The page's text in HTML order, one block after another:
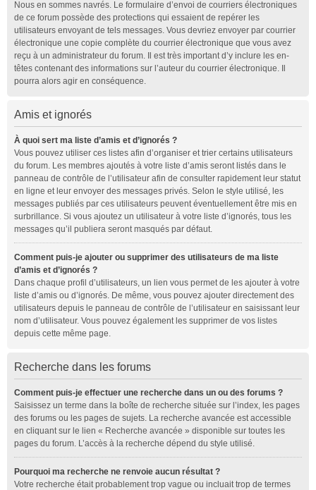
Nous en sommes navrés. Le formulaire d’envoi de courriers électroniques
de ce forum possède des protections qui essaient de repérer les
utilisateurs envoyant de tels messages. Vous devriez envoyer par courrier
électronique une copie complète du courrier électronique que vous avez
reçu à un administrateur du forum. Il est très important d’y inclure les en-
têtes contenant des informations sur l’auteur du courrier électronique. Il
pourra alors agir en conséquence.
Amis et ignorés
À quoi sert ma liste d’amis et d’ignorés ?
Vous pouvez utiliser ces listes afin d’organiser et trier certains utilisateurs
du forum. Les membres ajoutés à votre liste d’amis seront listés dans le
panneau de contrôle de l’utilisateur afin de consulter rapidement leur statut
en ligne et leur envoyer des messages privés. Selon le style utilisé, les
messages publiés par ces utilisateurs peuvent éventuellement être mis en
surbrillance. Si vous ajoutez un utilisateur à votre liste d’ignorés, tous les
messages qu’il publiera seront masqués par défaut.
Comment puis-je ajouter ou supprimer des utilisateurs de ma liste
d’amis et d’ignorés ?
Dans chaque profil d’utilisateurs, un lien vous permet de les ajouter à votre
liste d’amis ou d’ignorés. De même, vous pouvez ajouter directement des
utilisateurs depuis le panneau de contrôle de l’utilisateur en saisissant leur
nom d’utilisateur. Vous pouvez également les supprimer de vos listes
depuis cette même page.
Recherche dans les forums
Comment puis-je effectuer une recherche dans un ou des forums ?
Saisissez un terme dans la boîte de recherche située sur l’index, les pages
des forums ou les pages de sujets. La recherche avancée est accessible
en cliquant sur le lien « Recherche avancée » disponible sur toutes les
pages du forum. L’accès à la recherche dépend du style utilisé.
Pourquoi ma recherche ne renvoie aucun résultat ?
Votre recherche était probablement trop vague ou incluait trop de termes